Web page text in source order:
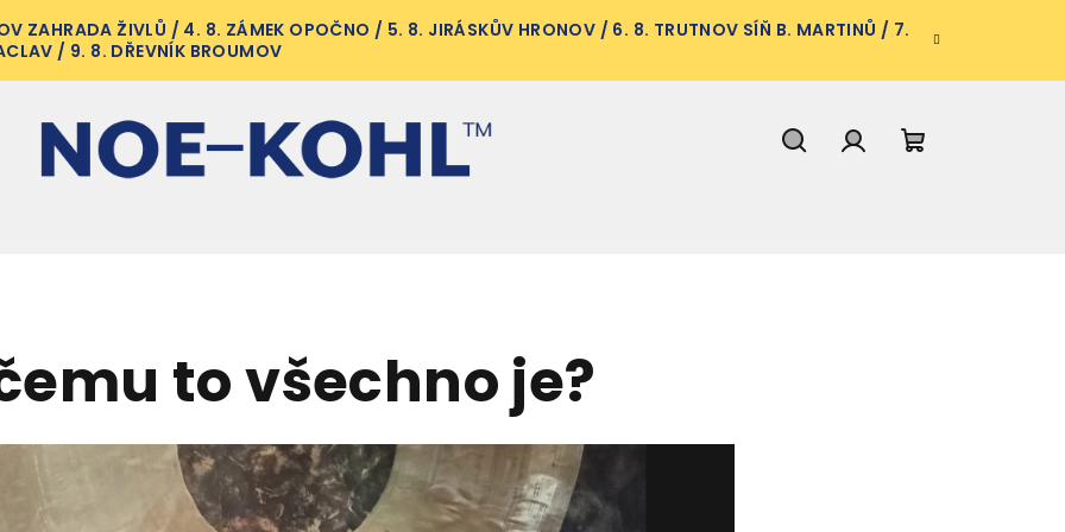
ZAHRADA ŽIVLŮ / 4. 8. ZÁMEK OPOČNO / 5. 8. JIRÁSKŮV HRONOV / 6. 8. TRUTNOV SÍŇ B. MARTINŮ / 7.
/ 9. 8. DŘEVNÍK BROUMOV
to všechno je?